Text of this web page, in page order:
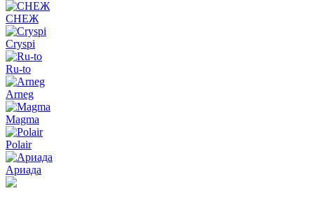
СНЕЖ
Cryspi
Ru-to
Arneg
Magma
Polair
Ариада